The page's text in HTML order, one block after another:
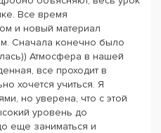
Все время
и новый материал
Сначала конечно было
Атмосфера в нашей
все проходит в
хочется учиться. Я
но уверена, что с этой
уровень до
еще заниматься и